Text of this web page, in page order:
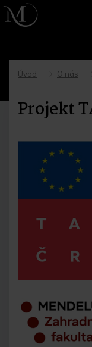
Úvod
->
O nás
Projekt